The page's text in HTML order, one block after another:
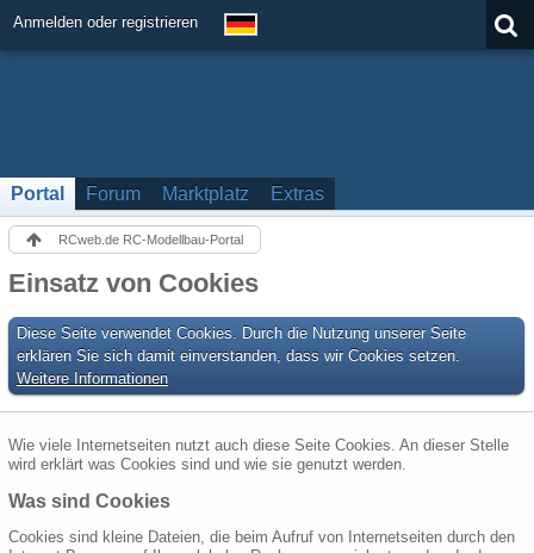
Anmelden oder registrieren
Portal Forum Marktplatz Extras
RCweb.de RC-Modellbau-Portal
Einsatz von Cookies
Diese Seite verwendet Cookies. Durch die Nutzung unserer Seite
erklären Sie sich damit einverstanden, dass wir Cookies setzen.
Weitere Informationen
Wie viele Internetseiten nutzt auch diese Seite Cookies. An dieser Stelle
wird erklärt was Cookies sind und wie sie genutzt werden.
Was sind Cookies
Cookies sind kleine Dateien, die beim Aufruf von Internetseiten durch den